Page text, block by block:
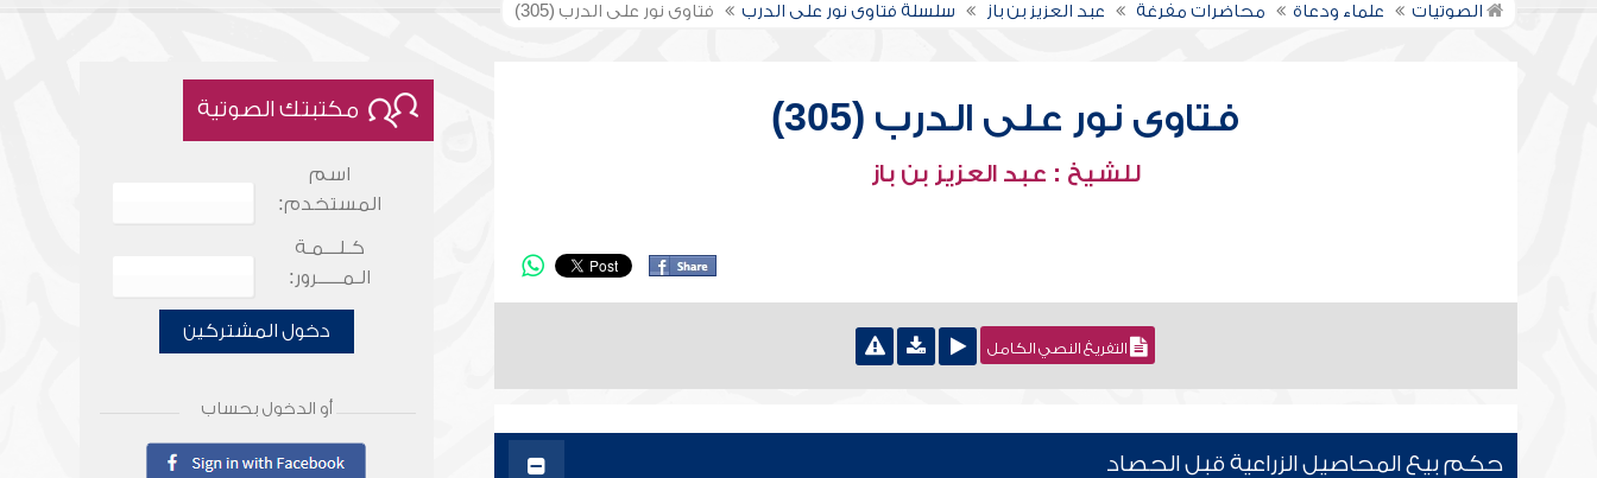
الصوتيات علماء ودعاة محاضرات مفرغة عبد العزيز بن باز سلسلة فتاوى نور على الدرب فتاوى نور على الدرب (305)
فتاوى نور على الدرب (305)
للشيخ : عبد العزيز بن باز
التفريغ النصي الكامل
حكم بيع المحاصيل الزراعية قبل الحصاد
مكتبتك الصوتية
اسم
المستخدم:
كـلـــمـة
الـمـــــرور:
دخول المشتركين
أو الدخول بحساب